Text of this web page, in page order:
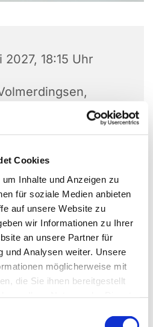
Cookies
Inhalte und Anzeigen zu
für soziale Medien anbieten
auf unsere Website zu
wir Informationen zu Ihrer
an unsere Partner für
und Analysen weiter. Unsere
möglicherweise mit
die Sie ihnen bereitgestellt
2027, 18:15 Uhr
Str. 1, 32549 Bad